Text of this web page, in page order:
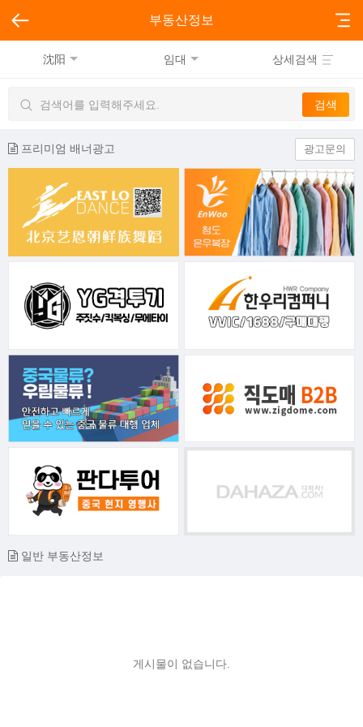
부동산정보
沈阳 임대 상세검색
프리미엄 배너광고 광고문의
일반 부동산정보
게시물이 없습니다.